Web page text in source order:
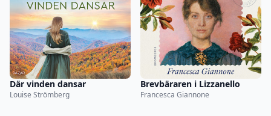
Där vinden dansar
Louise Strömberg
Brevbäraren i Lizzanello
Francesca Giannone